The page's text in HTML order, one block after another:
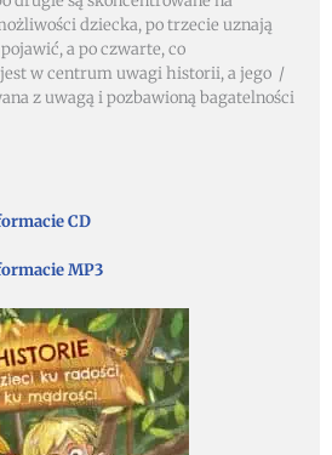
dziecka, po trzecie uznają
a po czwarte, co
w centrum uwagi historii, a jego /
z uwagą i pozbawioną bagatelności
CD
MP3